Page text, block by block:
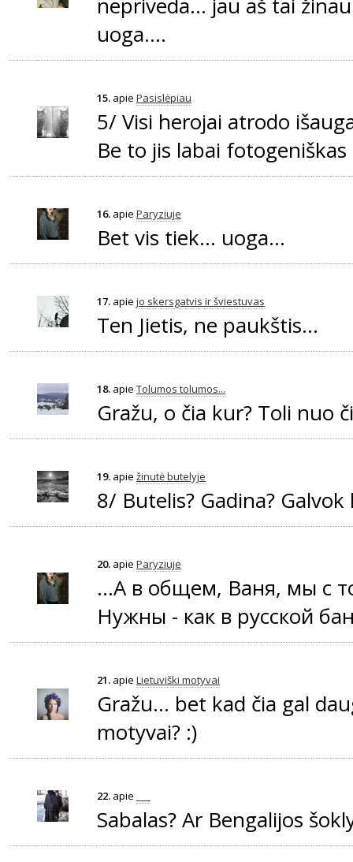
uoga....
15. apie Pasislėpiau
5/ Visi herojai atrodo
Be to jis labai
16. apie Paryziuje
Bet vis tiek... uoga...
17. apie jo skersgatvis ir šviestuvas
Ten Jietis, ne paukštis...
18. apie Tolumos tolumos...
Gražu, o čia kur? Toli nuo
19. apie žinutė butelyje
8/ Butelis? Gadina?
20. apie Paryziuje
...А в общем, Ваня, мы с
Нужны - как в русской
21. apie Lietuviški motyvai
Gražu... bet kad čia gal
motyvai? :)
22. apie
Sabalas? Ar Bengalijos